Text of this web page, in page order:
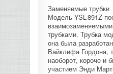
Заменяемые трубки
Модель YSL-891Z
трубками. Трубка
она была
Вайклифа Гордона,
наоборот, короче и
участием Энди